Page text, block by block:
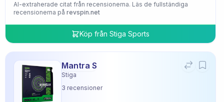
AI-extraherade citat från recensionerna. Läs de fullständiga
recensionerna på revspin.net
Köp från Stiga Sports
Mantra S
Stiga
3 recensioner